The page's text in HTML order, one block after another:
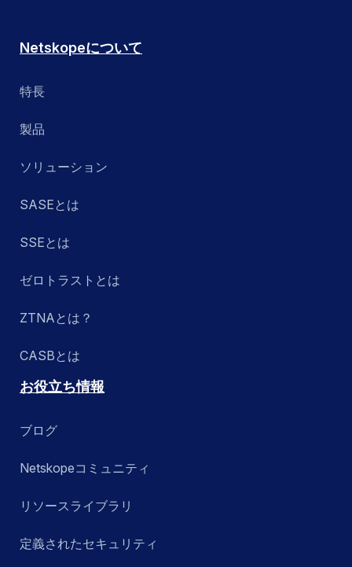
Netskopeについて
特長
製品
ソリューション
SASEとは
SSEとは
ゼロトラストとは
ZTNAとは？
CASBとは
お役立ち情報
ブログ
Netskopeコミュニティ
リソースライブラリ
定義されたセキュリティ